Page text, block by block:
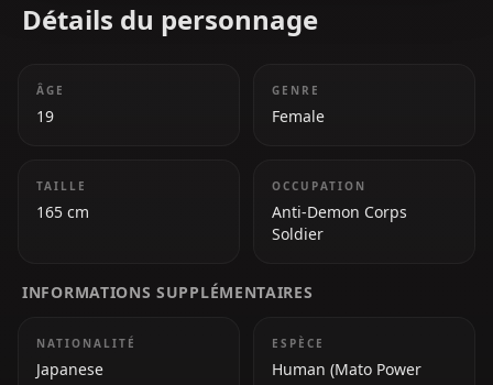
Détails du personnage
ÂGE
19
GENRE
Female
TAILLE
165 cm
OCCUPATION
Anti-Demon Corps
Soldier
INFORMATIONS SUPPLÉMENTAIRES
NATIONALITÉ
Japanese
ESPÈCE
Human (Mato Power